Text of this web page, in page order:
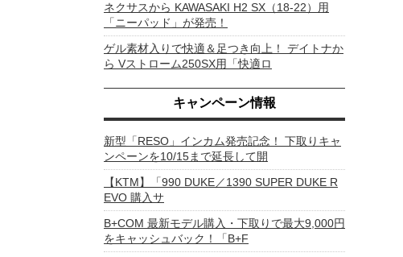
ネクサスから KAWASAKI H2 SX（18-22）用
「ニーパッド」が発売！
ゲル素材入りで快適＆足つき向上！ デイトナか
ら Vストローム250SX用「快適ロ
キャンペーン情報
新型「RESO」インカム発売記念！ 下取りキャ
ンペーンを10/15まで延長して開
【KTM】「990 DUKE／1390 SUPER DUKE R
EVO 購入サ
B+COM 最新モデル購入・下取りで最大9,000円
をキャッシュバック！「B+F